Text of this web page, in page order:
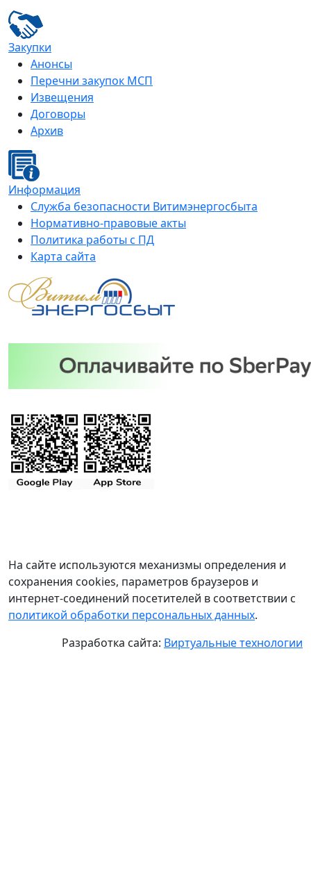
Закупки
Анонсы
Перечни закупок МСП
Извещения
Договоры
Архив
Информация
Служба безопасности Витимэнергосбыта
Нормативно-правовые акты
Политика работы с ПД
Карта сайта
На сайте используются механизмы определения и
сохранения cookies, параметров браузеров и
интернет-соединений посетителей в соответствии с
политикой обработки персональных данных.
Разработка сайта: Виртуальные технологии